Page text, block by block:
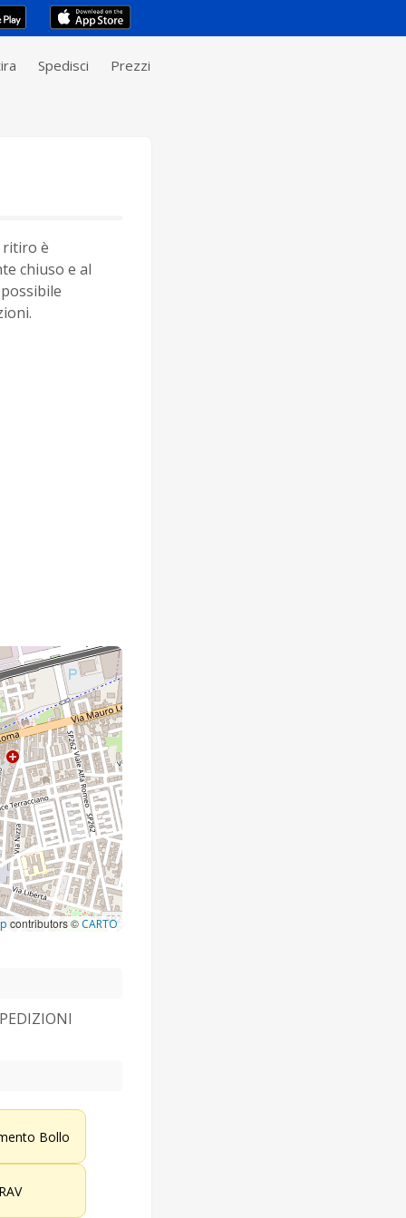
Spedisci Prezzi
ritiro è
chiuso e al
contributors ©CARTO
Bollo